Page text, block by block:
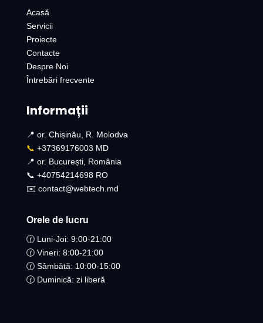
Acasă
Servicii
Proiecte
Contacte
Despre Noi
Întrebări frecvente
Informații
📍 or. Chișinău, R. Molodva
📞 +37369176003 MD
📍 or. București, România
📞 +40754214698 RO​
✉️ contact@webtech.md
Orele de lucru
🕜 Luni-Joi: 9:00-21:00
🕜 Vineri: 8:00-21:00
🕜 Sâmbătă: 10:00-15:00
🕜 Duminică: zi liberă